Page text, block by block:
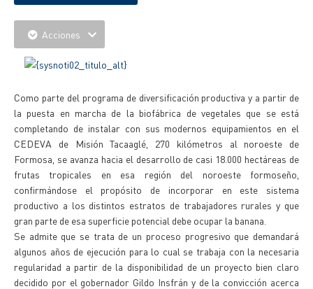
Acciones
Como parte del programa de diversificación productiva y a partir de
la puesta en marcha de la biofábrica de vegetales que se está
completando de instalar con sus modernos equipamientos en el
CEDEVA de Misión Tacaaglé, 270 kilómetros al noroeste de
Formosa, se avanza hacia el desarrollo de casi 18.000 hectáreas de
frutas tropicales en esa región del noroeste formoseño,
confirmándose el propósito de incorporar en este sistema
productivo a los distintos estratos de trabajadores rurales y que
gran parte de esa superficie potencial debe ocupar la banana.
Se admite que se trata de un proceso progresivo que demandará
algunos años de ejecución para lo cual se trabaja con la necesaria
regularidad a partir de la disponibilidad de un proyecto bien claro
decidido por el gobernador Gildo Insfrán y de la convicción acerca